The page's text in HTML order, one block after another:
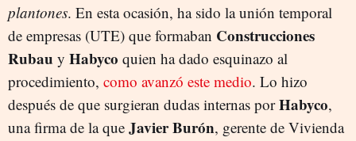
plantones. En esta ocasión, ha sido la unión temporal
de empresas (UTE) que formaban Construcciones
Rubau y Habyco quien ha dado esquinazo al
procedimiento, como avanzó este medio. Lo hizo
después de que surgieran dudas internas porHabyco,
una firma de la que Javier Burón, gerente de Vivienda